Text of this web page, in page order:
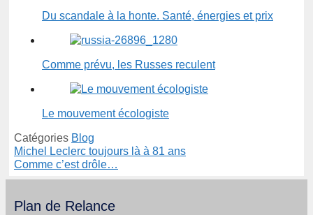
Du scandale à la honte. Santé, énergies et prix
Comme prévu, les Russes reculent
Le mouvement écologiste
Catégories Blog
Michel Leclerc toujours là à 81 ans
Comme c’est drôle…
Plan de Relance